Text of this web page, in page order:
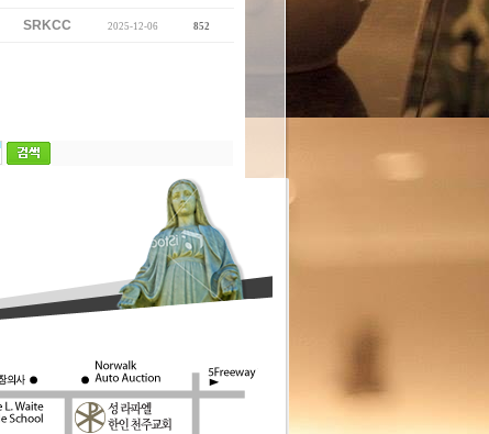
SRKCC 2025-12-06 852